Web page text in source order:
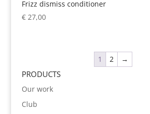
Frizz dismiss conditioner
€27,00
1 2 →
PRODUCTS
Our work
Club